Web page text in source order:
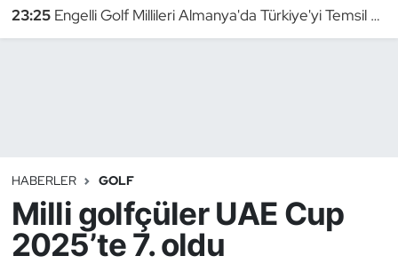
23:25 Engelli Golf Millileri Almanya'da Türkiye'yi Temsil Edecek
HABERLER GOLF
Milli golfçüler UAE Cup
2025’te 7. oldu
Badminton
Binicilik
Bisiklet